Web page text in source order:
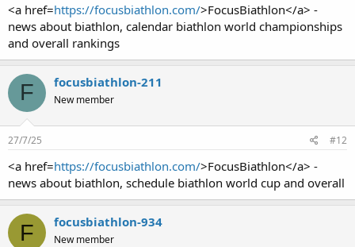
<a href=https://focusbiathlon.com/>FocusBiathlon</a> -
news about biathlon, calendar biathlon world championships
and overall rankings
F focusbiathlon-211
New member
27/7/25 #12
<a href=https://focusbiathlon.com/>FocusBiathlon</a> -
news about biathlon, schedule biathlon world cup and overall
F focusbiathlon-934
New member